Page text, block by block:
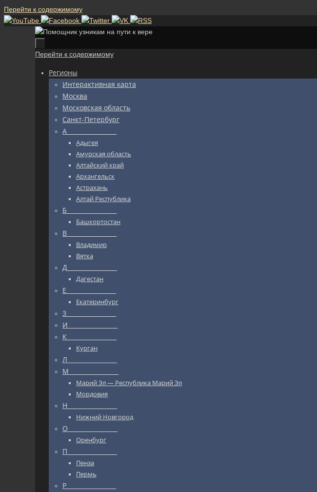
Перейти к содержимому
Перейти к содержимому
Регионы
Интерактивная карта
Москва
Московская область
Санкт-Петербург
А_________________
Адыгея
Амурская область
Алтайский край
Архангельск
Астрахань
Алтай Республика
Б_________________
Башкортостан
В_________________
Владимир
Вятка
Д_________________
Дагестан
Е_________________
Екатеринбург
З_________________
И_________________
К_________________
Курган
Л_________________
М_________________
Марий Эл — Республика Марий Эл
Мордовия
Н_________________
Нижний Новгород
О_________________
Оренбург
П_________________
Пенза
Пермь
Р_________________